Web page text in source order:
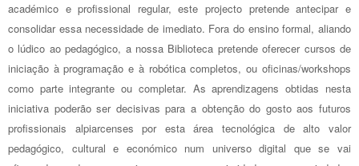
académico e profissional regular, este projecto pretende antecipar e
consolidar essa necessidade de imediato. Fora do ensino formal, aliando
o lúdico ao pedagógico, a nossa Biblioteca pretende oferecer cursos de
iniciação à programação e à robótica completos, ou oficinas/workshops
como parte integrante ou completar. As aprendizagens obtidas nesta
iniciativa poderão ser decisivas para a obtenção do gosto aos futuros
profissionais alpiarcenses por esta área tecnológica de alto valor
pedagógico, cultural e económico num universo digital que se vai